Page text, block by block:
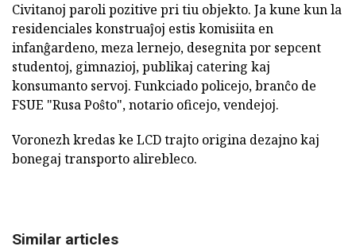
Civitanoj paroli pozitive pri tiu objekto. Ja kune kun la
residenciales konstruaĵoj estis komisiita en
infanĝardeno, meza lernejo, desegnita por sepcent
studentoj, gimnazioj, publikaj catering kaj
konsumanto servoj. Funkciado policejo, branĉo de
FSUE "Rusa Poŝto", notario oficejo, vendejoj.
Voronezh kredas ke LCD trajto origina dezajno kaj
bonegaj transporto alirebleco.
Similar articles